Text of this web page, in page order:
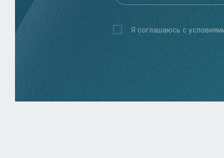
Я соглашаюсь с